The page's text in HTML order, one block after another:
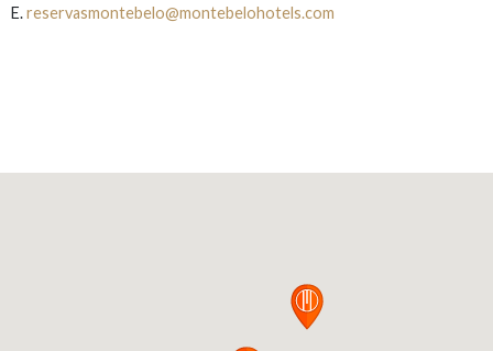
E.reservasmontebelo@montebelohotels.com